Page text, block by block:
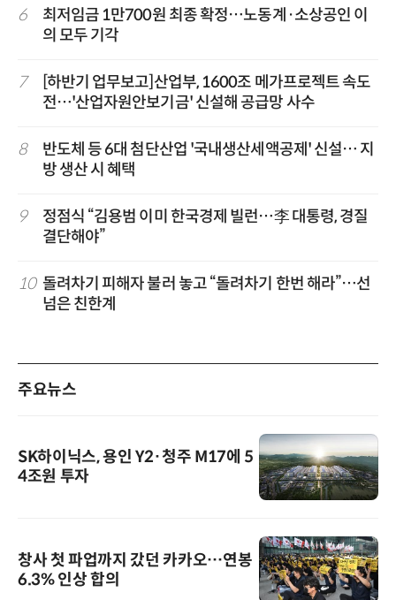
6
최저임금 1만700원 최종 확정…노동계·소상공인 이
의 모두 기각
7
[하반기 업무보고]산업부, 1600조 메가프로젝트 속도
전…'산업자원안보기금' 신설해 공급망 사수
8
반도체 등 6대 첨단산업 '국내생산세액공제' 신설… 지
방 생산 시 혜택
9
정점식 “김용범 이미 한국경제 빌런…李 대통령, 경질
결단해야”
10 돌려차기 피해자 불러 놓고 “돌려차기 한번 해라”…선
넘은 친한계
주요뉴스
SK하이닉스, 용인 Y2·청주 M17에 5
4조원 투자
창사 첫 파업까지 갔던 카카오…연봉
6.3% 인상 합의